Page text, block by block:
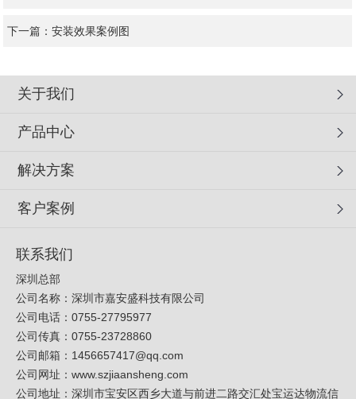
下一篇： 安装效果案例图
关于我们
产品中心
解决方案
客户案例
联系我们
深圳总部
公司名称：深圳市嘉安盛科技有限公司
公司电话：0755-27795977
公司传真：0755-23728860
公司邮箱： 1456657417@qq.com
公司网址： www.szjiaansheng.com
公司地址：深圳市宝安区西乡大道与前进二路交汇处宝运达物流信